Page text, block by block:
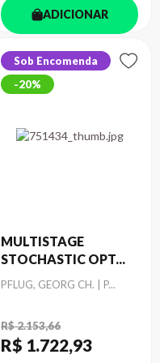
ADICIONAR
Sob Encomenda
20%
MULTISTAGE
STOCHASTIC OPT...
Autor
PFLUG, GEORG CH. | P...
R$ 2.153,66
R$ 1.722,93